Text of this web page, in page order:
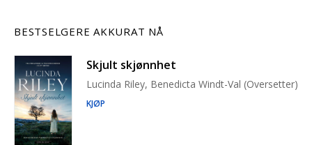
BESTSELGERE AKKURAT NÅ
Skjult skjønnhet
Lucinda Riley, Benedicta Windt-Val (Oversetter)
KJØP